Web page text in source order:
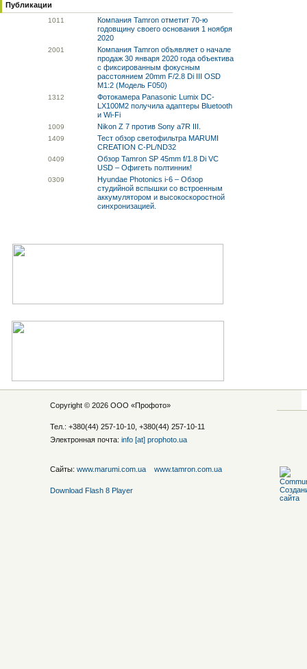
Публикации
1011
Компания Tamron отметит 70-ю
годовщину своего основания 1 ноября
2020
2001
Компания Tamron объявляет о начале
продаж 30 января 2020 года объектива
с фиксированным фокусным
расстоянием 20mm F/2.8 Di III OSD
M1:2 (Модель F050)
1312
Фотокамера Panasonic Lumix DC-
LX100M2 получила адаптеры Bluetooth
и Wi-Fi
1009 Nikon Z 7 против Sony a7R III.
1409
Тест обзор светофильтра MARUMI
CREATION C-PL/ND32
0409
Обзор Tamron SP 45mm f/1.8 Di VC
USD – Офигеть полтинник!
0309
Hyundae Photonics i-6 – Обзор
студийной вспышки со встроенным
аккумулятором и высокоскоростной
синхронизацией.
Copyright © 2026 ООО «Профото»
Тел.: +380(44) 257-10-10, +380(44) 257-10-11
Электронная почта: info [at] prophoto.ua
Сайты: www.marumi.com.ua www.tamron.com.ua
Download Flash 8 Player